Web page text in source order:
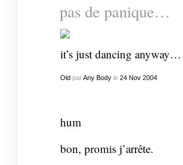
pas de panique…
it’s just dancing anyway…
OldparAny Bodyle 24 Nov 2004
hum
bon, promis j’arrête.